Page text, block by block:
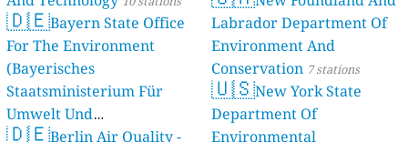
🇩🇪Bayern State Office
For The Environment
(Bayerisches
Staatsministerium Für
Umwelt Und
Verbraucherschutz) - LfU
🇩🇪Berlin Air Quality -
Labrador Department Of
Environment And
Conservation 7 stations
🇺🇸New York State
Department Of
Environmental